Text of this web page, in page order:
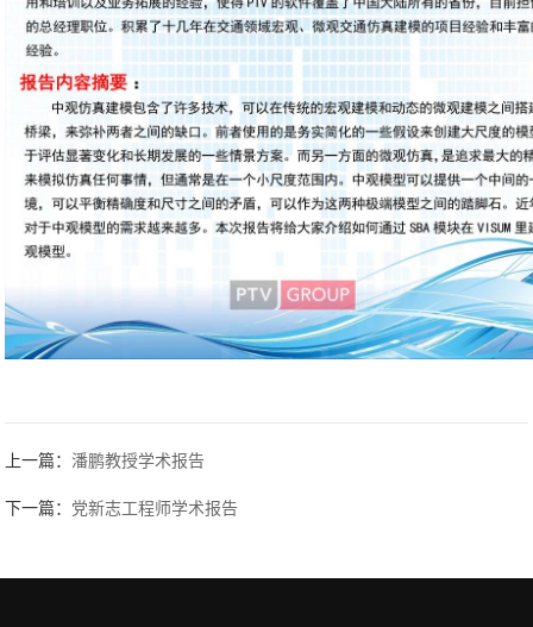
上一篇： 潘鹏教授学术报告
下一篇： 党新志工程师学术报告